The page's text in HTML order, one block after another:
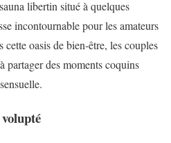
libertin situé à quelques
incontournable pour les amateurs
cette oasis de bien-être, les couples
partager des moments coquins